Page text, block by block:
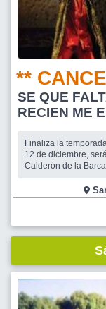
**
SE QUE
RECIEN ME
Finaliza la
12 de diciembre, serán gratuitas Teatro La
Calderón de la
Delgado, Pacha
reemplaza